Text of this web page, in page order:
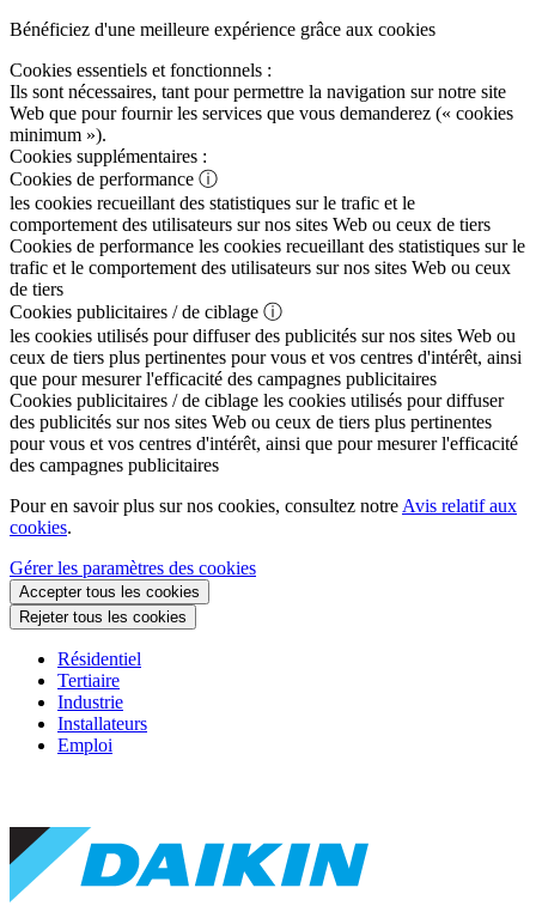
Bénéficiez d'une meilleure expérience grâce aux cookies
Cookies essentiels et fonctionnels :
Ils sont nécessaires, tant pour permettre la navigation sur notre site
Web que pour fournir les services que vous demanderez (« cookies
minimum »).
Cookies supplémentaires :
Cookies de performance ⓘ
les cookies recueillant des statistiques sur le trafic et le
comportement des utilisateurs sur nos sites Web ou ceux de tiers
Cookies de performance les cookies recueillant des statistiques sur le
trafic et le comportement des utilisateurs sur nos sites Web ou ceux
de tiers
Cookies publicitaires / de ciblage ⓘ
les cookies utilisés pour diffuser des publicités sur nos sites Web ou
ceux de tiers plus pertinentes pour vous et vos centres d'intérêt, ainsi
que pour mesurer l'efficacité des campagnes publicitaires
Cookies publicitaires / de ciblage les cookies utilisés pour diffuser
des publicités sur nos sites Web ou ceux de tiers plus pertinentes
pour vous et vos centres d'intérêt, ainsi que pour mesurer l'efficacité
des campagnes publicitaires
Pour en savoir plus sur nos cookies, consultez notre Avis relatif aux
cookies.
Gérer les paramètres des cookies
Accepter tous les cookies
Rejeter tous les cookies
Résidentiel
Tertiaire
Industrie
Installateurs
Emploi